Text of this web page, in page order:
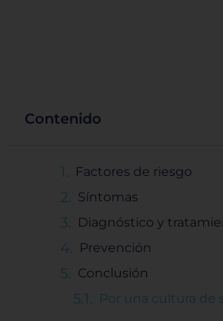
Contenido
Factores de riesgo
Síntomas
Diagnóstico y
Prevención
Conclusión
Por una cultura de